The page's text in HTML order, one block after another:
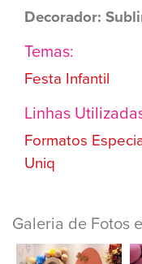
Decorador:
Temas:
Festa Infantil
Linhas
Formatos
Uniq
Galeria de Fotos